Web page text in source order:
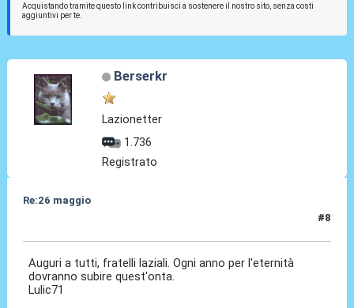
Acquistando tramite questo link contribuisci a sostenere il nostro sito, senza costi
aggiuntivi per te.
Berserkr
Lazionetter
1.736
Registrato
Re:26 maggio
#8
Auguri a tutti, fratelli laziali. Ogni anno per l'eternità
dovranno subire quest'onta.
Lulic71